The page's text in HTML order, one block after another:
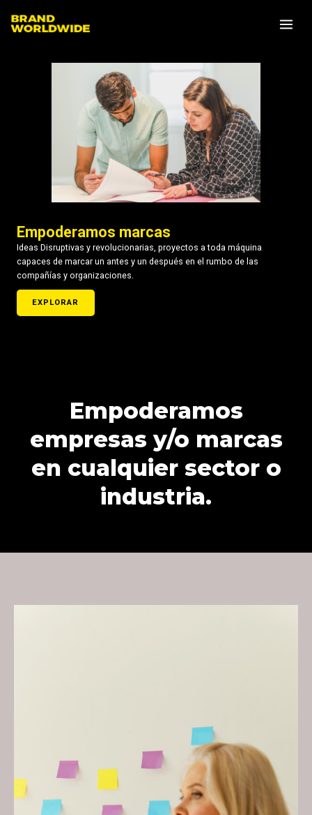
to
Empoderamos marcas
Ideas Disruptivas y revolucionarias, proyectos a toda máquina
capaces de marcar un antes y un después en el rumbo de las
compañías y organizaciones.
EXPLORAR
Empoderamos
empresas y/o marcas
en cualquier sector o
industria.